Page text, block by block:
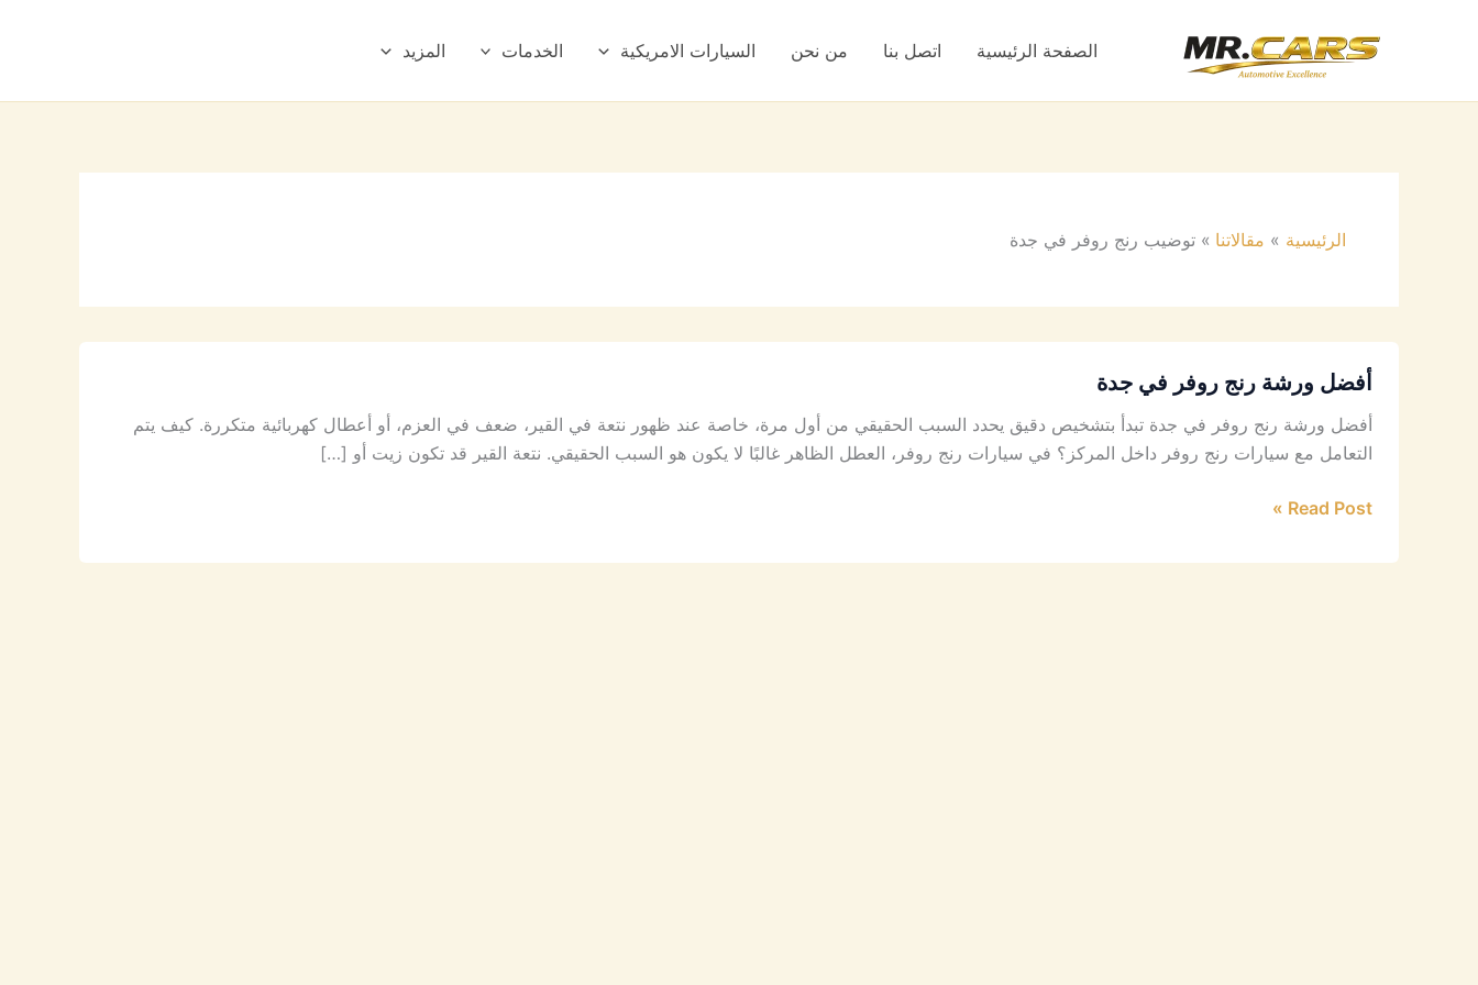
الصفحة الرئيسية اتصل بنا من نحن السيارات الامريكية الخدمات المزيد
الرئيسية مقالاتنا توضيب رنج روفر في جدة
أفضل ورشة رنج روفر في جدة
أفضل ورشة رنج روفر في جدة تبدأ بتشخيص دقيق يحدد السبب الحقيقي من أول مرة، خاصة عند ظهور نتعة في القير، ضعف في العزم، أو أعطال كهربائية متكررة. كيف يتم
التعامل مع سيارات رنج روفر داخل المركز؟ في سيارات رنج روفر، العطل الظاهر غالبًا لا يكون هو السبب الحقيقي. نتعة القير قد تكون زيت أو […]
Read Post »